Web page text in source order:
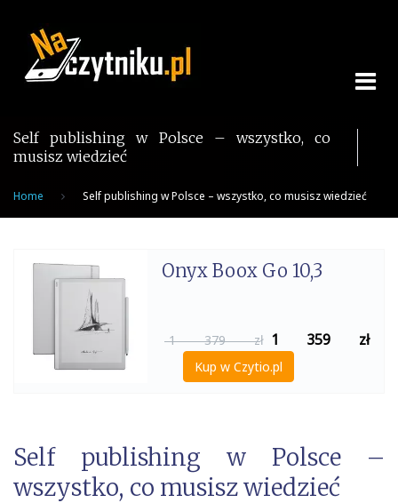
content
Self publishing w Polsce – wszystko, co
musisz wiedzieć
Home Self publishing w Polsce – wszystko, co musisz wiedzieć
Onyx Boox Go 10,3
1 379 zł 1 359 zł
Kup w Czytio.pl
Self publishing w Polsce –
wszystko, co musisz wiedzieć